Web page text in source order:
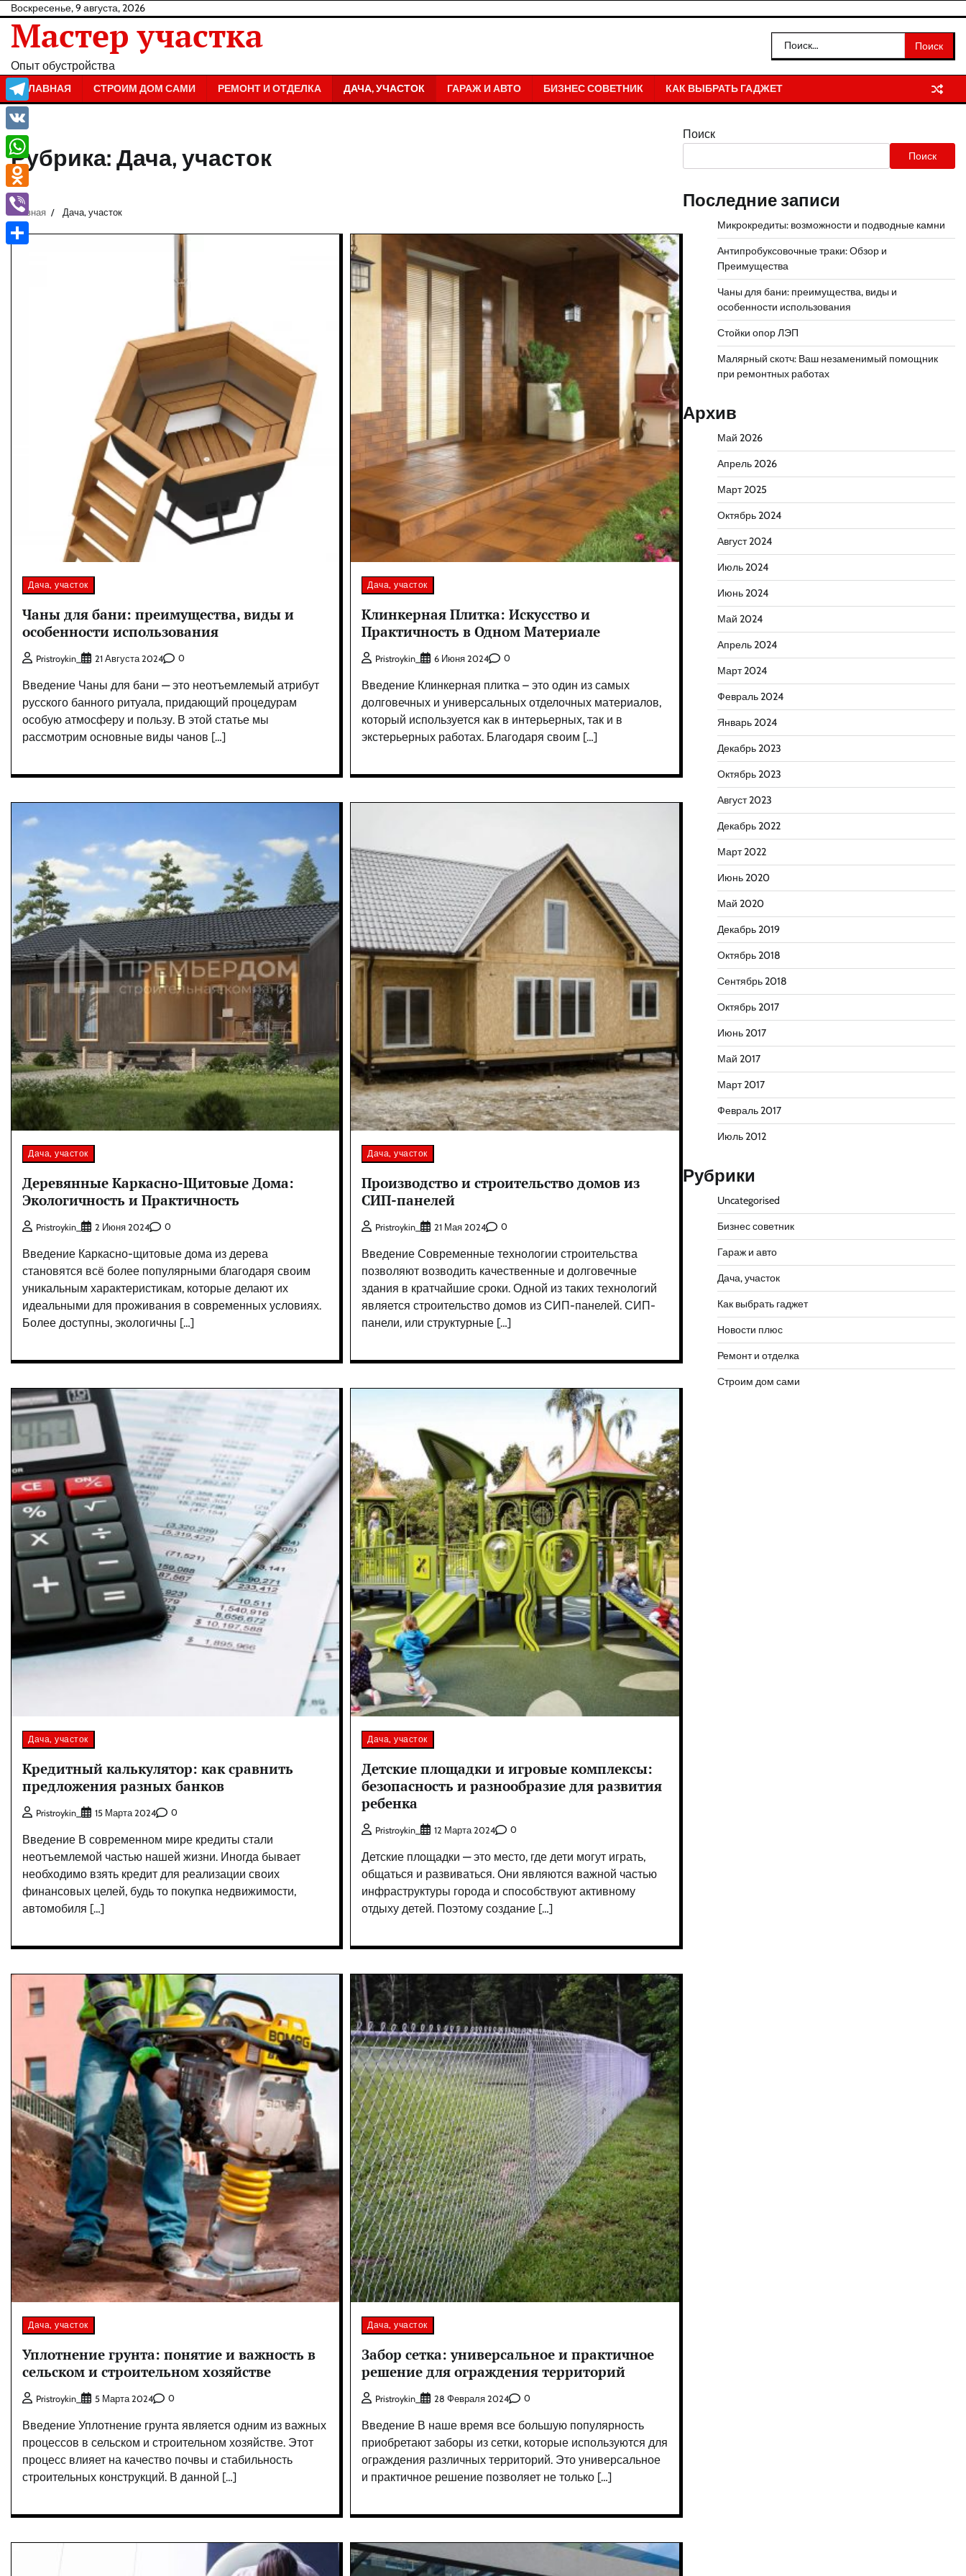
Перейти
содержанию
Воскресенье, 9 августа, 2026
Мастер участка
Опыт обустройства
Найти:
ГЛАВНАЯ СТРОИМ ДОМ САМИ РЕМОНТ И ОТДЕЛКА ДАЧА, УЧАСТОК ГАРАЖ И АВТО БИЗНЕС СОВЕТНИК КАК ВЫБРАТЬ ГАДЖЕТ
Рубрика: Дача, участок
Главная Дача, участок
Дача, участок
Чаны для бани: преимущества, виды и
особенности использования
Pristroykin_ 21 Августа 2024 0
Введение Чаны для бани — это неотъемлемый атрибут
русского банного ритуала, придающий процедурам
особую атмосферу и пользу. В этой статье мы
рассмотрим основные виды чанов […]
Дача, участок
Клинкерная Плитка: Искусство и
Практичность в Одном Материале
Pristroykin_ 6 Июня 2024 0
Введение Клинкерная плитка – это один из самых
долговечных и универсальных отделочных материалов,
который используется как в интерьерных, так и в
экстерьерных работах. Благодаря своим […]
Дача, участок
Деревянные Каркасно-Щитовые Дома:
Экологичность и Практичность
Pristroykin_ 2 Июня 2024 0
Введение Каркасно-щитовые дома из дерева
становятся всё более популярными благодаря своим
уникальным характеристикам, которые делают их
идеальными для проживания в современных условиях.
Более доступны, экологичны […]
Дача, участок
Производство и строительство домов из
СИП-панелей
Pristroykin_ 21 Мая 2024 0
Введение Современные технологии строительства
позволяют возводить качественные и долговечные
здания в кратчайшие сроки. Одной из таких технологий
является строительство домов из СИП-панелей. СИП-
панели, или структурные […]
Дача, участок
Кредитный калькулятор: как сравнить
предложения разных банков
Pristroykin_ 15 Марта 2024 0
Введение В современном мире кредиты стали
неотъемлемой частью нашей жизни. Иногда бывает
необходимо взять кредит для реализации своих
финансовых целей, будь то покупка недвижимости,
автомобиля […]
Дача, участок
Детские площадки и игровые комплексы:
безопасность и разнообразие для развития
ребенка
Pristroykin_ 12 Марта 2024 0
Детские площадки — это место, где дети могут играть,
общаться и развиваться. Они являются важной частью
инфраструктуры города и способствуют активному
отдыху детей. Поэтому создание […]
Дача, участок
Уплотнение грунта: понятие и важность в
сельском и строительном хозяйстве
Pristroykin_ 5 Марта 2024 0
Введение Уплотнение грунта является одним из важных
процессов в сельском и строительном хозяйстве. Этот
процесс влияет на качество почвы и стабильность
строительных конструкций. В данной […]
Дача, участок
Забор сетка: универсальное и практичное
решение для ограждения территорий
Pristroykin_ 28 Февраля 2024 0
Введение В наше время все большую популярность
приобретают заборы из сетки, которые используются для
ограждения различных территорий. Это универсальное
и практичное решение позволяет не только […]
Поиск
Поиск
Последние записи
Микрокредиты: возможности и подводные камни
Антипробуксовочные траки: Обзор и
Преимущества
Чаны для бани: преимущества, виды и
особенности использования
Стойки опор ЛЭП
Малярный скотч: Ваш незаменимый помощник
при ремонтных работах
Архив
Май 2026
Апрель 2026
Март 2025
Октябрь 2024
Август 2024
Июль 2024
Июнь 2024
Май 2024
Апрель 2024
Март 2024
Февраль 2024
Январь 2024
Декабрь 2023
Октябрь 2023
Август 2023
Декабрь 2022
Март 2022
Июнь 2020
Май 2020
Декабрь 2019
Октябрь 2018
Сентябрь 2018
Октябрь 2017
Июнь 2017
Май 2017
Март 2017
Февраль 2017
Июль 2012
Рубрики
Uncategorised
Бизнес советник
Гараж и авто
Дача, участок
Как выбрать гаджет
Новости плюс
Ремонт и отделка
Строим дом сами
Telegram
VK
WhatsApp
Odnoklassniki
Viber